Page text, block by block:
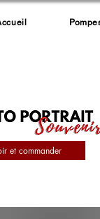
et commander